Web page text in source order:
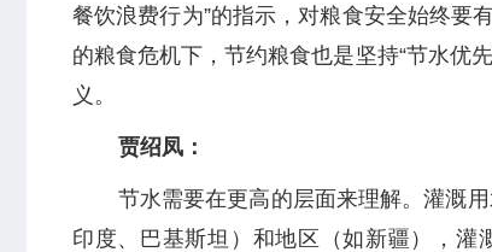
餐饮浪费行为”的指示，对粮食安全始终要
的粮食危机下，节约粮食也是坚持“节水优
义。
贾绍凤：
节水需要在更高的层面来理解。灌溉
印度、巴基斯坦）和地区（如新疆），灌